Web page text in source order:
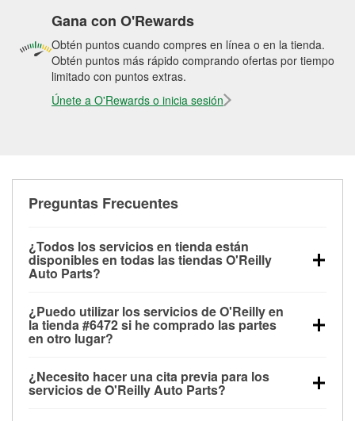
Gana con O'Rewards
Obtén puntos cuando compres en línea o en la tienda.
Obtén puntos más rápido comprando ofertas por tiempo
limitado con puntos extras.
Únete a O'Rewards o inicia sesión
Preguntas Frecuentes
¿Todos los servicios en tienda están
disponibles en todas las tiendas O'Reilly
Auto Parts?
las pruebas de batería, pruebas de alternador y
motor de arranque, revisión de la luz “Check Engine”
con O'Reilly VeriScan® e instalación de
limpiaparabrisas o bombillas, están disponibles en
todas las tiendas O'Reilly Auto Parts. La tienda
¿Puedo utilizar los servicios de O'Reilly en
la tienda #6472 si he comprado las partes
en otro lugar?
de O'Reilly Auto Parts que estén disponibles en la
tienda #6472 de Vanceboro, NC aunque hayas
¿Necesito hacer una cita previa para los
servicios de O'Reilly Auto Parts?